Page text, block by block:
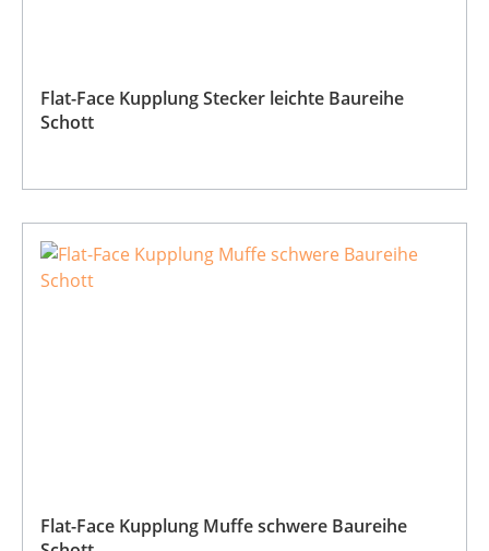
Flat-Face Kupplung Stecker leichte Baureihe
Schott
Flat-Face Kupplung Muffe schwere Baureihe